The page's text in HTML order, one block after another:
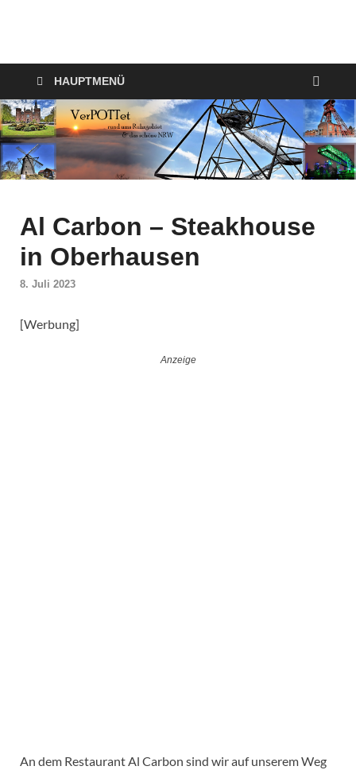
VerPOTTet
HAUPTMENÜ
Al Carbon – Steakhouse
in Oberhausen
8. Juli 2023
[Werbung]
An dem Restaurant Al Carbon sind wir auf unserem Weg